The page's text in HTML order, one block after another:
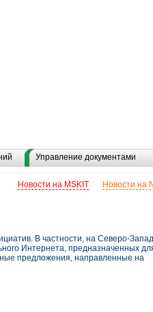
Управление документами
Новости на
Новости на MSKIT
В частности, на Северо-
Интернета, предназначенных
предложения, направленные на